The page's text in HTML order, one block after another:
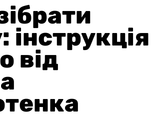
інструкція
від